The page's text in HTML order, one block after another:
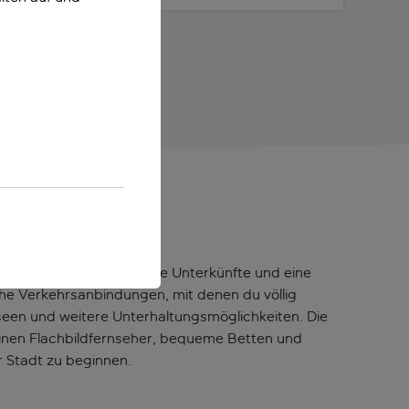
Opéra. Komfortable Unterkünfte und eine
Verkehrsanbindungen, mit denen du völlig
und weitere Unterhaltungsmöglichkeiten. Die
Flachbildfernseher, bequeme Betten und
Stadt zu beginnen.